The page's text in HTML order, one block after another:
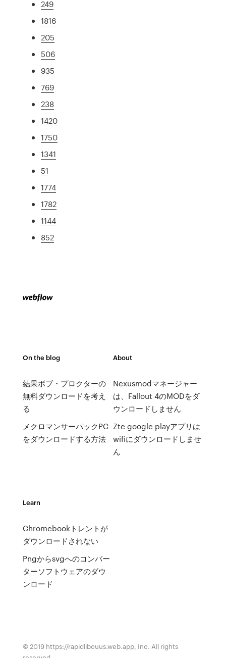
249
1816
205
506
935
769
238
1420
1750
1341
51
1774
1782
1144
852
On the blog
結果ボブ・プロクターの
無料ダウンロードを考え
る
メクロマンサーパックPC
をダウンロードする方法
About
Nexusmodマネージャー
は、Fallout 4のMODをダ
ウンロードしません
Zte google playアプリは
wifiにダウンロードしませ
ん
Learn
Chromebookトレントが
ダウンロードされない
Pngからsvgへのコンバー
ターソフトウェアのダウ
ンロード
© 2019 https://rapidlibcuus.web.app, Inc. All rights